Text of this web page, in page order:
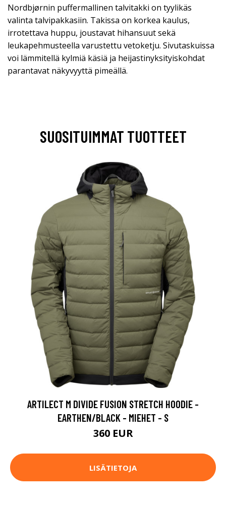
Nordbjørnin puffermallinen talvitakki on tyylikäs
valinta talvipakkasiin. Takissa on korkea kaulus,
irrotettava huppu, joustavat hihansuut sekä
leukapehmusteella varustettu vetoketju. Sivutaskuissa
voi lämmitellä kylmiä käsiä ja heijastinyksityiskohdat
parantavat näkyvyyttä pimeällä.
SUOSITUIMMAT TUOTTEET
ARTILECT M DIVIDE FUSION STRETCH HOODIE -
EARTHEN/BLACK - MIEHET - S
360 EUR
LISÄTIETOJA